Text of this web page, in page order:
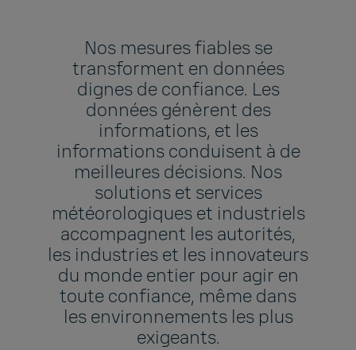
Nos mesures fiables se
transforment en données
dignes de confiance. Les
données génèrent des
informations, et les
informations conduisent à de
meilleures décisions. Nos
solutions et services
météorologiques et industriels
accompagnent les autorités,
les industries et les innovateurs
du monde entier pour agir en
toute confiance, même dans
les environnements les plus
exigeants.